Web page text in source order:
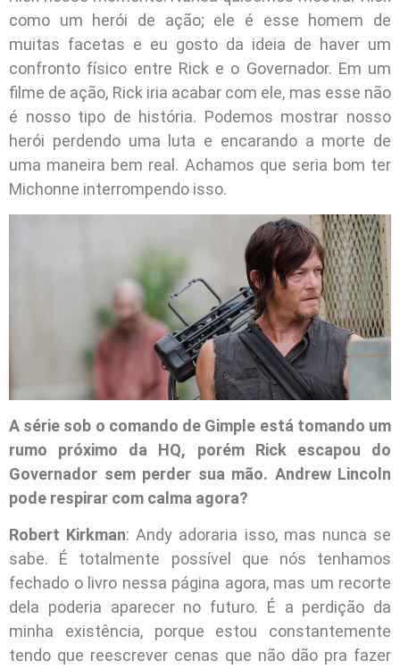
como um herói de ação; ele é esse homem de
muitas facetas e eu gosto da ideia de haver um
confronto físico entre Rick e o Governador. Em um
filme de ação, Rick iria acabar com ele, mas esse não
é nosso tipo de história. Podemos mostrar nosso
herói perdendo uma luta e encarando a morte de
uma maneira bem real. Achamos que seria bom ter
Michonne interrompendo isso.
A série sob o comando de Gimple está tomando um
rumo próximo da HQ, porém Rick escapou do
Governador sem perder sua mão. Andrew Lincoln
pode respirar com calma agora?
Robert Kirkman: Andy adoraria isso, mas nunca se
sabe. É totalmente possível que nós tenhamos
fechado o livro nessa página agora, mas um recorte
dela poderia aparecer no futuro. É a perdição da
minha existência, porque estou constantemente
tendo que reescrever cenas que não dão pra fazer